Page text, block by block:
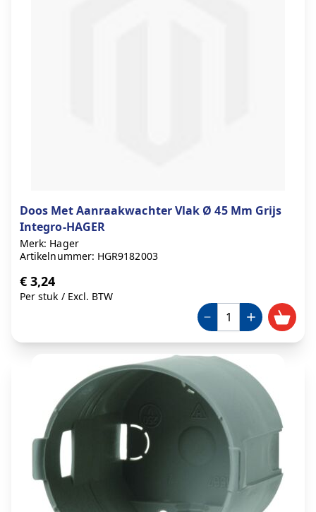
Doos Met Aanraakwachter Vlak Ø 45 Mm Grijs
Integro-HAGER
Merk: Hager
Artikelnummer: HGR9182003
€ 3,24
Per stuk / Excl. BTW